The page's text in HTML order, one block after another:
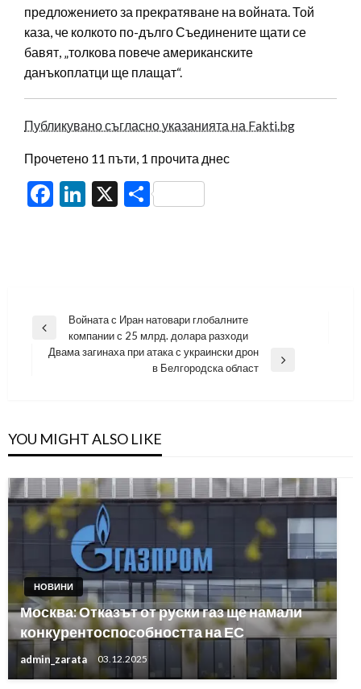
предложението за прекратяване на войната. Той
каза, че колкото по-дълго Съединените щати се
бавят, „толкова повече американските
данъкоплатци ще плащат“.
Публикувано съгласно указанията на Fakti.bg
Прочетено 11 пъти, 1 прочита днес
Facebook
LinkedIn
X Share
Навигация
Previous
Post
Войната с Иран натовари глобалните
компании с 25 млрд. долара разходи
Двама загинаха при атака с украински дрон
в Белгородска област
YOU MIGHT ALSO LIKE
НОВИНИ
Москва: Отказът от руски газ ще намали
конкурентоспособността на ЕС
admin_zarata 03.12.2025